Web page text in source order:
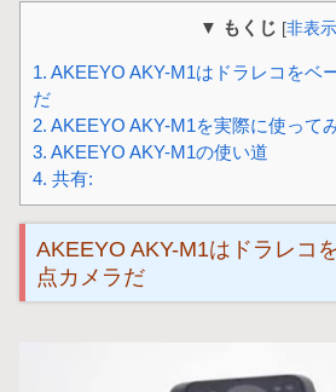
▼ もくじ [非表示
1. AKEEYO AKY-M1はドラレコをベ
だ
2. AKEEYO AKY-M1を実際に使って
3. AKEEYO AKY-M1の使い道
4. 共有:
AKEEYO AKY-M1はドラレコ
点カメラだ